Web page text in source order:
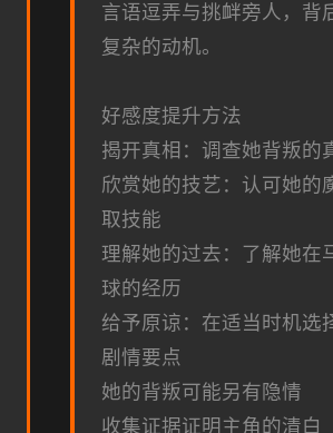
言语逗弄与挑衅旁人，背
复杂的动机。
好感度提升方法
揭开真相：调查她背叛的
欣赏她的技艺：认可她的
取技能
理解她的过去：了解她在
球的经历
给予原谅：在适当时机选
剧情要点
她的背叛可能另有隐情
收集证据证明主角的清白